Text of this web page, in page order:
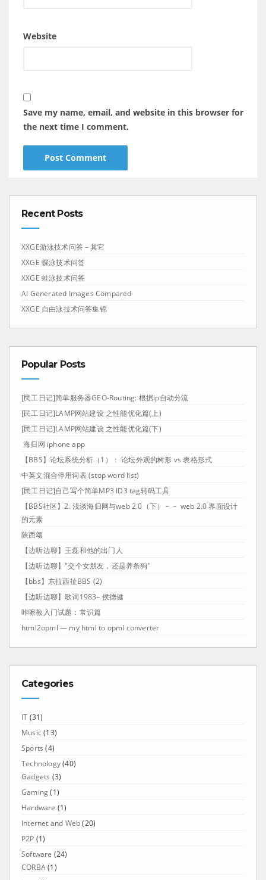
Website
Save my name, email, and website in this browser for
the next time I comment.
Recent Posts
XXGE游泳技术问答－其它
XXGE 蝶泳技术问答
XXGE 蛙泳技术问答
AI Generated Images Compared
XXGE 自由泳技术问答集锦
Popular Posts
[民工日记]简单服务器GEO-Routing: 根据ip自动分流
[民工日记]LAMP网站建设 之性能优化篇(上)
[民工日记]LAMP网站建设 之性能优化篇(下)
海归网 iphone app
【BBS】论坛系统分析（1）： 论坛外观的树形 vs 表格形式
中英文混合停用词表 (stop word list)
[民工日记]自己写个简单MP3 ID3 tag转码工具
【BBS社区】2. 浅谈海归网与web 2.0（下）－－ web 2.0 界面设计
的元素
陕西颂
【边听边聊】王磊和他的出门人
【边听边聊】"交个女朋友，还是养条狗"
【bbs】东拉西扯BBS (2)
【边听边聊】歌词1983– 侯德健
咔嚓教入门试题：常识篇
html2opml — my html to opml converter
Categories
IT (31)
Music (13)
Sports (4)
Technology(40)
Gadgets (3)
Gaming(1)
Hardware (1)
Internet and Web(20)
P2P (1)
Software (24)
CORBA(1)